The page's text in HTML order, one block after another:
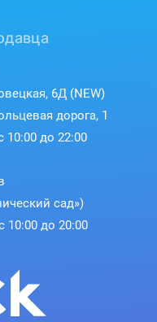
6Д (NEW)
дорога, 1
10:00 до 22:00
сад»)
10:00 до 20:00